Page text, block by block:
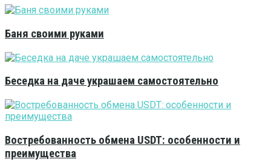
Баня своими руками
Беседка на даче украшаем самостоятельно
Востребованность обмена USDT: особенности и
преимущества